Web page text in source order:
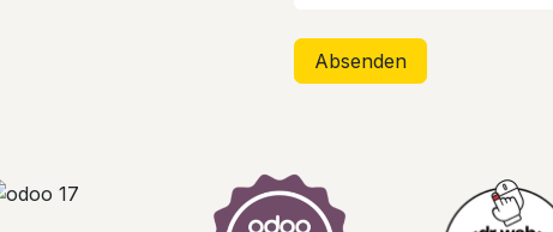
Absenden